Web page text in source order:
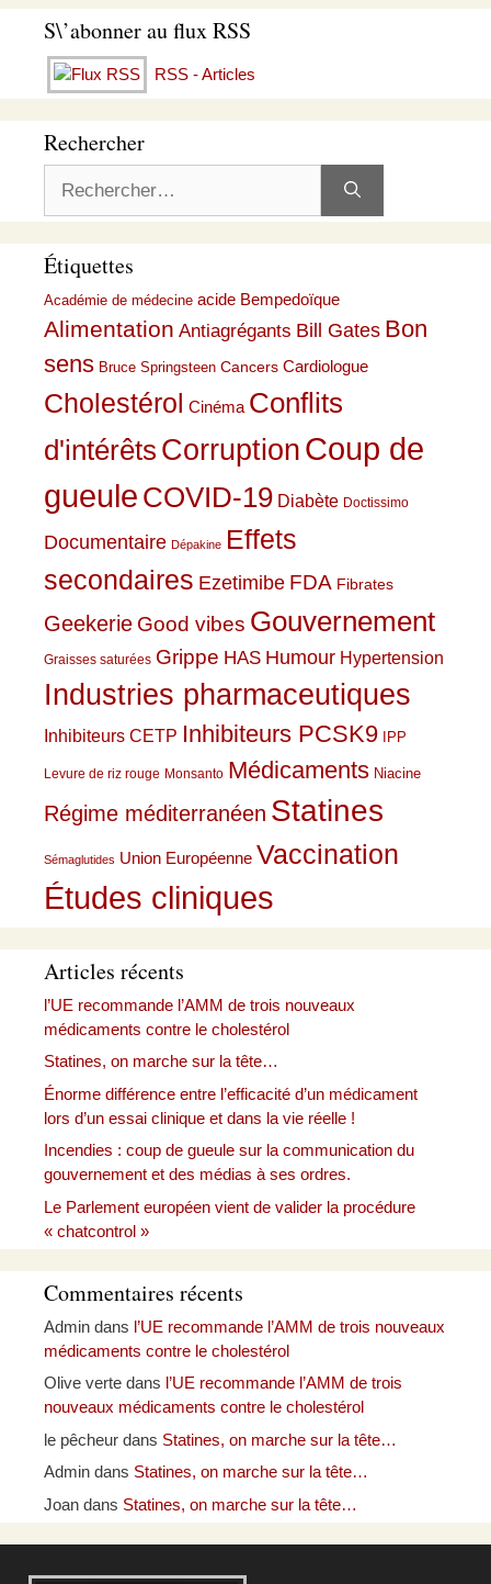
S\’abonner au flux RSS
RSS - Articles
Rechercher
Étiquettes
Académie de médecine acide Bempedoïque
Alimentation Antiagrégants Bill Gates Bon
sens Bruce Springsteen Cancers Cardiologue
Cholestérol Cinéma Conflits
d'intérêts CorruptionCoup de
gueule COVID-19 Diabète Doctissimo
Documentaire Dépakine Effets
secondaires Ezetimibe FDA Fibrates
Geekerie Good vibes Gouvernement
Graisses saturées Grippe HAS Humour Hypertension
Industries pharmaceutiques
Inhibiteurs CETP Inhibiteurs PCSK9 IPP
Levure de riz rouge Monsanto Médicaments Niacine
Régime méditerranéen Statines
Sémaglutides Union Européenne Vaccination
Études cliniques
Articles récents
l’UE recommande l’AMM de trois nouveaux
médicaments contre le cholestérol
Statines, on marche sur la tête…
Énorme différence entre l’efficacité d’un médicament
lors d’un essai clinique et dans la vie réelle !
Incendies : coup de gueule sur la communication du
gouvernement et des médias à ses ordres.
Le Parlement européen vient de valider la procédure
« chatcontrol »
Commentaires récents
Admin dans l’UE recommande l’AMM de trois nouveaux
médicaments contre le cholestérol
Olive verte dans l’UE recommande l’AMM de trois
nouveaux médicaments contre le cholestérol
le pêcheur dans Statines, on marche sur la tête…
Admin dans Statines, on marche sur la tête…
Joan dans Statines, on marche sur la tête…